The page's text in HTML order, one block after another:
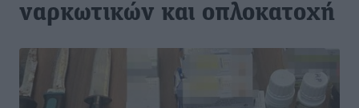
ναρκωτικών και οπλοκατοχή